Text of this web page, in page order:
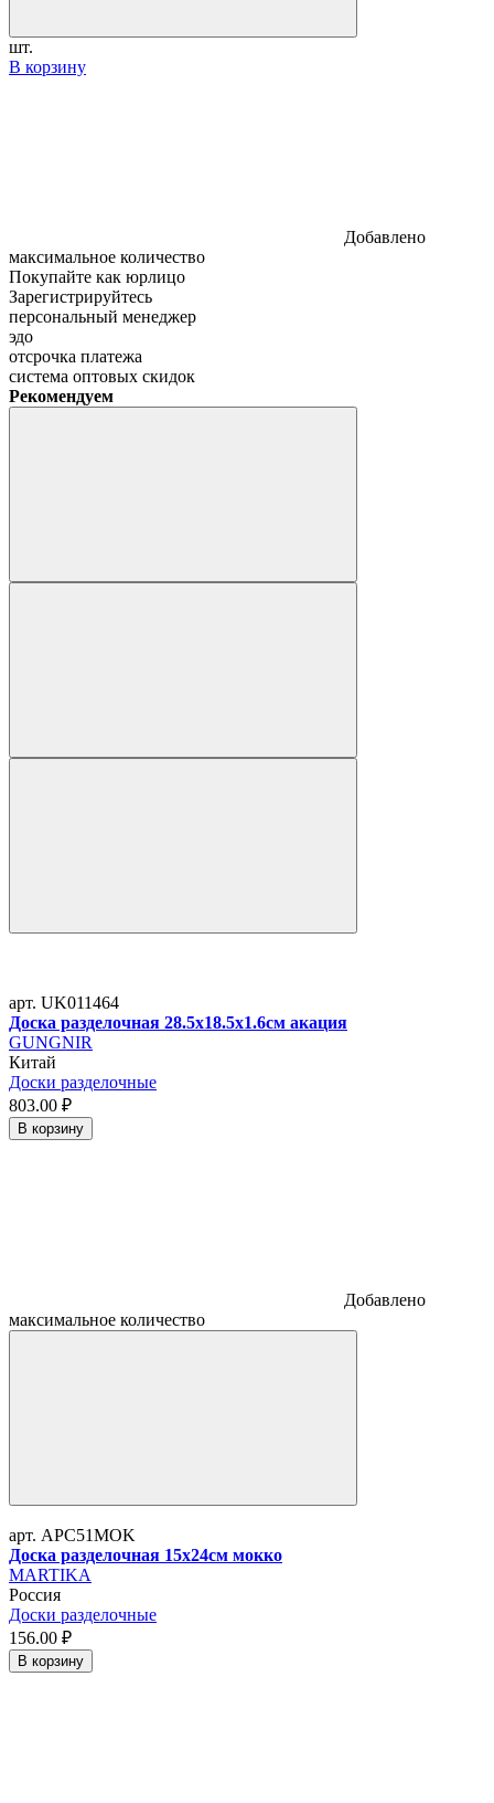
шт.
В корзину
Добавлено
максимальное количество
Покупайте как юрлицо
Зарегистрируйтесь
персональный менеджер
эдо
отсрочка платежа
система оптовых скидок
Рекомендуем
арт. UK011464
Доска разделочная 28.5x18.5x1.6см акация
GUNGNIR
Китай
Доски разделочные
803.00 ₽
В корзину
Добавлено
максимальное количество
арт. APC51MOK
Доска разделочная 15x24см мокко
MARTIKA
Россия
Доски разделочные
156.00 ₽
В корзину